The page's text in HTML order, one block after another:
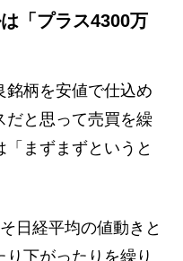
「プラス4300万
柄を安値で仕込め
だと思って売買を繰
「まずまずというと
日経平均の値動きと
下がったりを繰り